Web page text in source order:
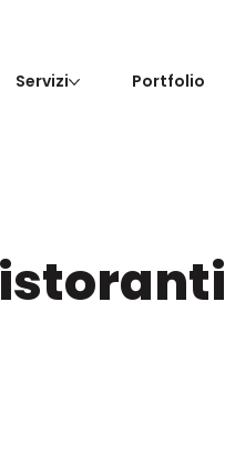
Servizi Portfolio